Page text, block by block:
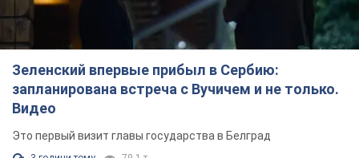
Зеленский впервые прибыл в Сербию:
запланирована встреча с Вучичем и не только.
Видео
Это первый визит главы государства в Белград